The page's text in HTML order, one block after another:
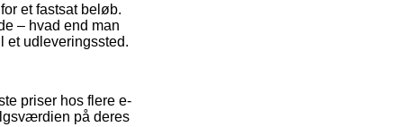
et fastsat beløb.
– hvad end man
et udleveringssted.
priser hos flere e-
på deres